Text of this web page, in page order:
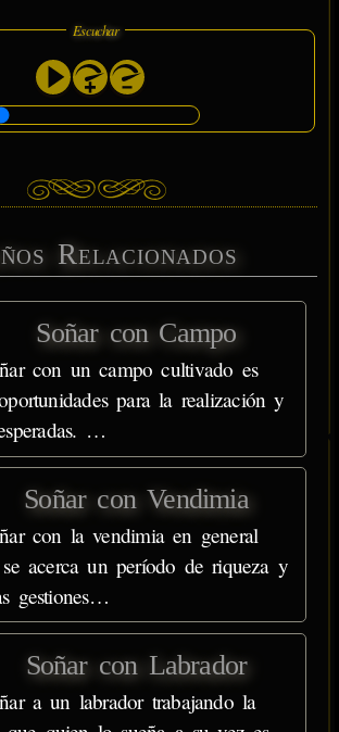
Escuchar
Relacionados
Soñar con Campo
con un campo cultivado es
para la realización y
…
Soñar con Vendimia
con la vendimia en general
acerca un período de riqueza y
gestiones…
Soñar con Labrador
a un labrador trabajando la